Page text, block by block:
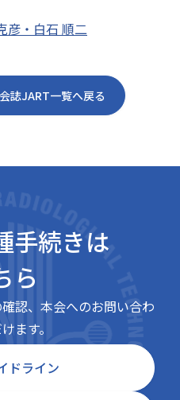
・白石 順二
誌JART一覧へ戻る
手続きは
ら
認、本会へのお問い合わ
ます。
ドライン